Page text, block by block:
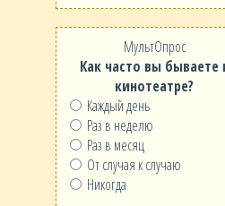
МультОпрос
Как часто вы бываете
кинотеатре?
Каждый день
Раз в неделю
Раз в месяц
От случая к случаю
Никогда